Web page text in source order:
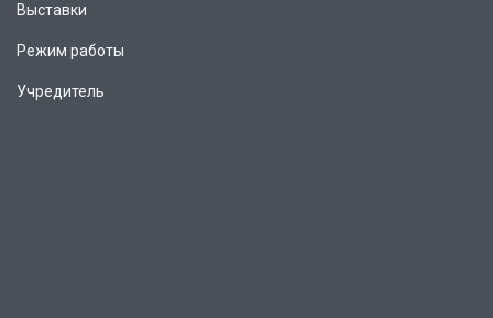
Выставки
Режим работы
Учредитель